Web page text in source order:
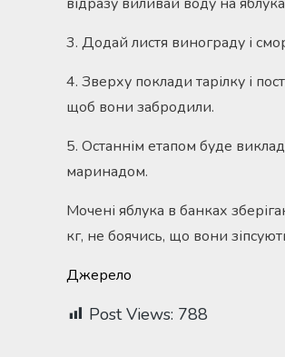
3. Додай листя винограду і
4. Зверху поклади тарілку і
щоб вони забродили.
5. Останнім етапом буде
маринадом.
Мочені яблука в банках
кг, не боячись, що вони
Джерело
Post Views: 788